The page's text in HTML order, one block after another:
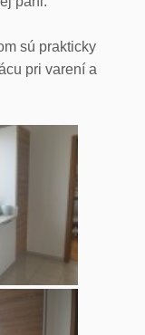
sú prakticky
pri varení a